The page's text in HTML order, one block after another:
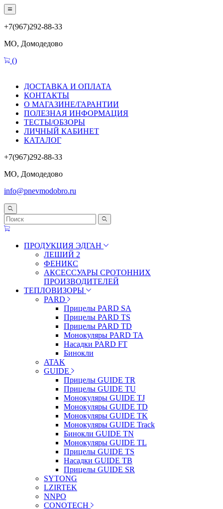
+7(967)292-88-33
МО, Домодедово
()
ДОСТАВКА И ОПЛАТА
КОНТАКТЫ
О МАГАЗИНЕ/ГАРАНТИИ
ПОЛЕЗНАЯ ИНФОРМАЦИЯ
ТЕСТЫ/ОБЗОРЫ
ЛИЧНЫЙ КАБИНЕТ
КАТАЛОГ
+7(967)292-88-33
МО, Домодедово
info@pnevmodobro.ru
ПРОДУКЦИЯ ЭДГАН
ЛЕШИЙ 2
ФЕНИКС
АКСЕССУАРЫ СРОТОННИХ
ПРОИЗВОДИТЕЛЕЙ
ТЕПЛОВИЗОРЫ
PARD
Прицелы PARD SA
Прицелы PARD TS
Прицелы PARD TD
Монокуляры PARD TA
Насадки PARD FT
Бинокли
ATAK
GUIDE
Прицелы GUIDE TR
Прицелы GUIDE TU
Монокуляры GUIDE TJ
Монокуляры GUIDE TD
Монокуляры GUIDE TK
Монокуляры GUIDE Track
Бинокли GUIDE TN
Монокуляры GUIDE TL
Прицелы GUIDE TS
Насадки GUIDE TB
Прицелы GUIDE SR
SYTONG
LZIRTEK
NNPO
CONOTECH